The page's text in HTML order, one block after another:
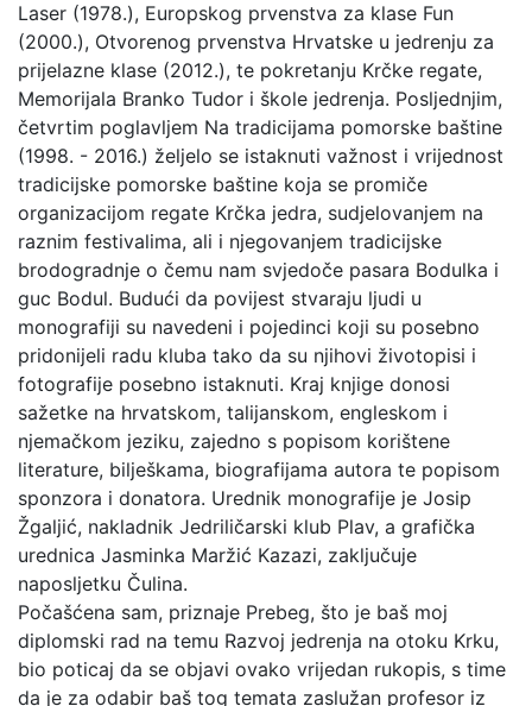
Laser (1978.), Europskog prvenstva za klase Fun
(2000.), Otvorenog prvenstva Hrvatske u jedrenju za
prijelazne klase (2012.), te pokretanju Krčke regate,
Memorijala Branko Tudor i škole jedrenja. Posljednjim,
četvrtim poglavljem Na tradicijama pomorske baštine
(1998. - 2016.) željelo se istaknuti važnost i vrijednost
tradicijske pomorske baštine koja se promiče
organizacijom regate Krčka jedra, sudjelovanjem na
raznim festivalima, ali i njegovanjem tradicijske
brodogradnje o čemu nam svjedoče pasara Bodulka i
guc Bodul. Budući da povijest stvaraju ljudi u
monografiji su navedeni i pojedinci koji su posebno
pridonijeli radu kluba tako da su njihovi životopisi i
fotografije posebno istaknuti. Kraj knjige donosi
sažetke na hrvatskom, talijanskom, engleskom i
njemačkom jeziku, zajedno s popisom korištene
literature, bilješkama, biografijama autora te popisom
sponzora i donatora. Urednik monografije je Josip
Žgaljić, nakladnik Jedriličarski klub Plav, a grafička
urednica Jasminka Maržić Kazazi, zaključuje
naposljetku Čulina.
Počašćena sam, priznaje Prebeg, što je baš moj
diplomski rad na temu Razvoj jedrenja na otoku Krku,
bio poticaj da se objavi ovako vrijedan rukopis, s time
da je za odabir baš tog temata zaslužan profesor iz